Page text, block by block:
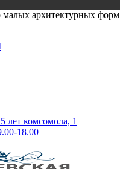
малых архитектурных форм
лет комсомола, 1
18.00